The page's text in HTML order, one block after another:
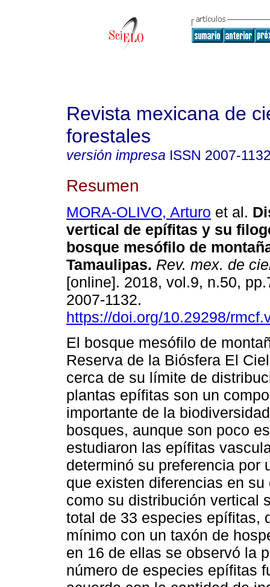
Revista mexicana de
forestales
versión impresa ISSN 2007-
Resumen
MORA-OLIVO, Arturo et al.
vertical de epífitas y su
bosque mesófilo de
Tamaulipas. Rev. mex. de
[online]. 2018, vol.9, n.50,
2007-1132.
https://doi.org/10.29298/
El bosque mesófilo de
Reserva de la Biósfera El
cerca de su límite de
plantas epífitas son un
importante de la
bosques, aunque son poco
estudiaron las epífitas
determinó su preferencia por
que existen diferencias en
como su distribución vertical
total de 33 especies epífitas,
mínimo con un taxón de
en 16 de ellas se observó la
número de especies epífitas